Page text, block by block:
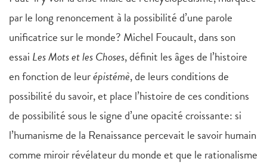
par le long renoncement à la possibilité d’une parole
unificatrice sur le monde? Michel Foucault, dans son
essai Les Mots et les Choses, définit les âges de l’histoire
en fonction de leurépistémè, de leurs conditions de
possibilité du savoir, et place l’histoire de ces conditions
de possibilité sous le signe d’une opacité croissante: si
l’humanisme de la Renaissance percevait le savoir humain
comme miroir révélateur du monde et que le rationalisme